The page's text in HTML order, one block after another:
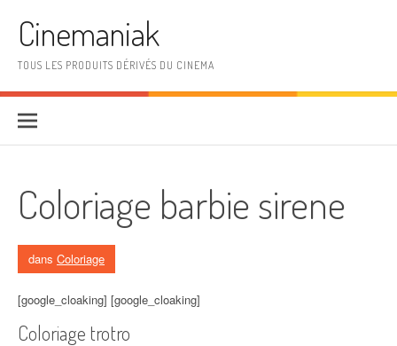
Cinemaniak
TOUS LES PRODUITS DÉRIVÉS DU CINEMA
Coloriage barbie sirene
dans Coloriage
[google_cloaking] [google_cloaking]
Coloriage trotro